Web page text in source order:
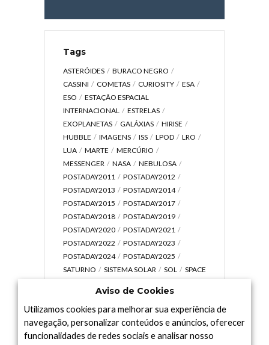
Tags
ASTERÓIDES
BURACO NEGRO
CASSINI
COMETAS CURIOSITY
ESA
ESO
ESTAÇÃO ESPACIAL
INTERNACIONAL
ESTRELAS
EXOPLANETAS
GALÁXIAS
HIRISE
HUBBLE
IMAGENS ISS LPOD
LRO
LUA
MARTE
MERCÚRIO
MESSENGER
NASA
NEBULOSA
POSTADAY2011
POSTADAY2012
POSTADAY2013
POSTADAY2014
POSTADAY2015
POSTADAY2017
POSTADAY2018
POSTADAY2019
POSTADAY2020
POSTADAY2021
POSTADAY2022
POSTADAY2023
POSTADAY2024
POSTADAY2025
SATURNO
SISTEMA SOLAR SOL
SPACE
UNIVERSO
VÍDEO
Aviso de Cookies
Utilizamos cookies para melhorar sua experiência de
navegação, personalizar conteúdos e anúncios, oferecer
funcionalidades de redes sociais e analisar nosso